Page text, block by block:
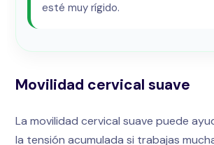
esté muy rígido.
Movilidad cervical suave
La movilidad cervical suave puede
la tensión acumulada si trabajas